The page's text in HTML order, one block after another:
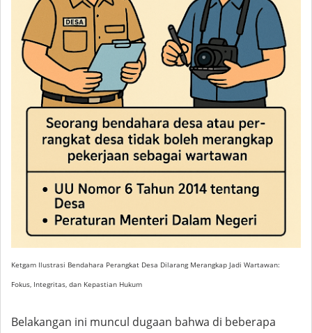
Ketgam Ilustrasi Bendahara Perangkat Desa Dilarang Merangkap Jadi Wartawan:
Fokus, Integritas, dan Kepastian Hukum
Belakangan ini muncul dugaan bahwa di beberapa